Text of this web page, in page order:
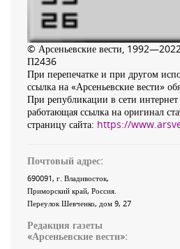
© Арсеньевские вести,
П2436
При перепечатке и при другом
ссылка на «Арсеньевские вести»
При републикации в сети интернет
работающая ссылка на оригинал
страницу сайта: https://
Почтовый адрес:
690091, г. Владивосток,
Приморский край, Россия
Переулок Шевченко, дом 9, 27
Редакция газеты
«Арсеньевские вести»: